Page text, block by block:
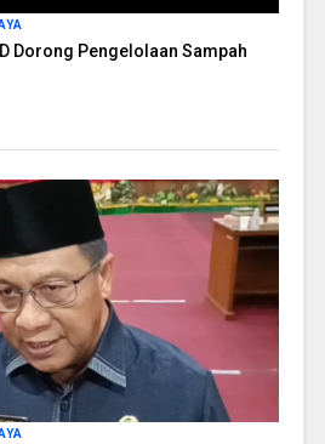
Dorong Pengelolaan Sampah